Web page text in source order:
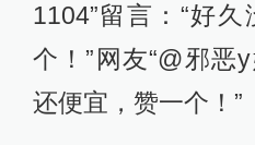
1104”留言：“好
个！”网友“@邪恶
还便宜，赞一个！”